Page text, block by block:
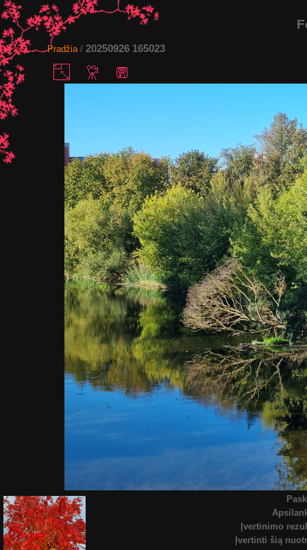
Pradžia/ 20250926 165023
Įvertinimo
Įvertinti šią